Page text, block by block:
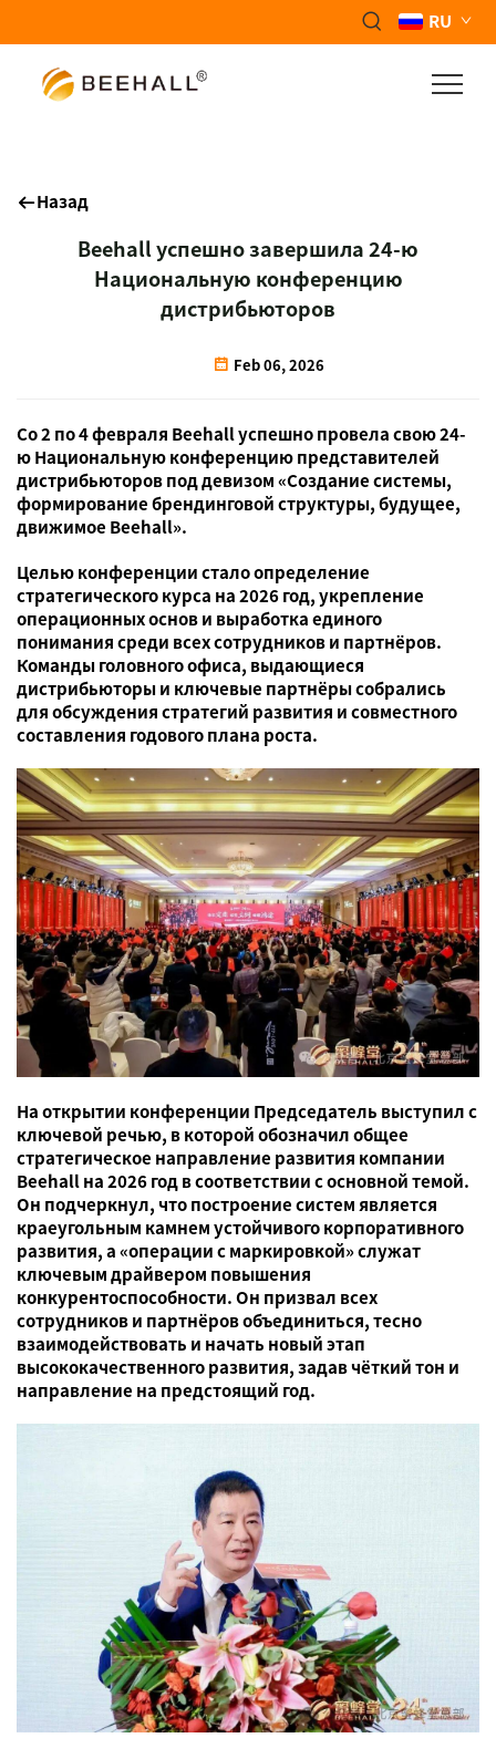
RU
Назад
Beehall успешно завершила 24-ю
Национальную конференцию
дистрибьюторов
Feb 06, 2026
Со 2 по 4 февраля Beehall успешно провела свою 24-
ю Национальную конференцию представителей
дистрибьюторов под девизом «Создание системы,
формирование брендинговой структуры, будущее,
движимое Beehall».
Целью конференции стало определение
стратегического курса на 2026 год, укрепление
операционных основ и выработка единого
понимания среди всех сотрудников и партнёров.
Команды головного офиса, выдающиеся
дистрибьюторы и ключевые партнёры собрались
для обсуждения стратегий развития и совместного
составления годового плана роста.
На открытии конференции Председатель выступил с
ключевой речью, в которой обозначил общее
стратегическое направление развития компании
Beehall на 2026 год в соответствии с основной темой.
Он подчеркнул, что построение систем является
краеугольным камнем устойчивого корпоративного
развития, а «операции с маркировкой» служат
ключевым драйвером повышения
конкурентоспособности. Он призвал всех
сотрудников и партнёров объединиться, тесно
взаимодействовать и начать новый этап
высококачественного развития, задав чёткий тон и
направление на предстоящий год.